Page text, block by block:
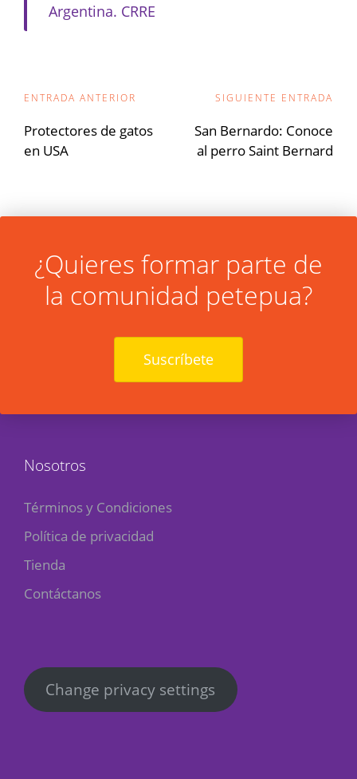
Argentina. CRRE
Navegación
de
ENTRADA ANTERIOR
Protectores de gatos
en USA
SIGUIENTE ENTRADA
San Bernardo: Conoce
al perro Saint Bernard
¿Quieres formar parte de
la comunidad petepua?
Suscríbete
Nosotros
Términos y Condiciones
Política de privacidad
Tienda
Contáctanos
Change privacy settings